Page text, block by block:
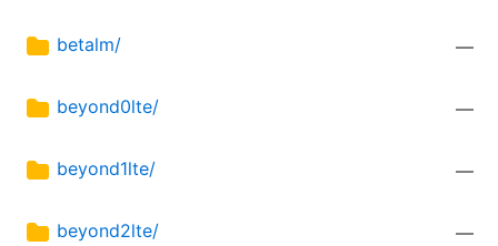
betalm/ —
beyond0lte/ —
beyond1lte/ —
beyond2lte/ —